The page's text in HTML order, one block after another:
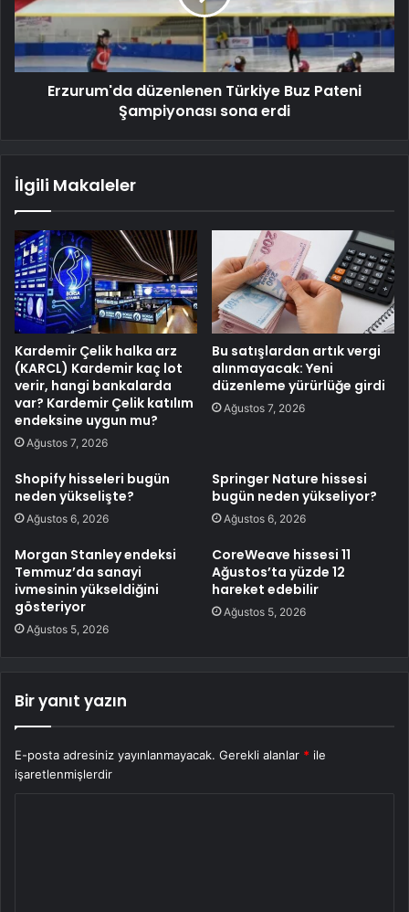
Erzurum'da düzenlenen Türkiye Buz Pateni
Şampiyonası sona erdi
İlgili Makaleler
Kardemir Çelik halka arz
(KARCL) Kardemir kaç lot
verir, hangi bankalarda
var? Kardemir Çelik katılım
endeksine uygun mu?
Ağustos 7, 2026
Bu satışlardan artık vergi
alınmayacak: Yeni
düzenleme yürürlüğe girdi
Ağustos 7, 2026
Shopify hisseleri bugün
neden yükselişte?
Ağustos 6, 2026
Springer Nature hissesi
bugün neden yükseliyor?
Ağustos 6, 2026
Morgan Stanley endeksi
Temmuz’da sanayi
ivmesinin yükseldiğini
gösteriyor
Ağustos 5, 2026
CoreWeave hissesi 11
Ağustos’ta yüzde 12
hareket edebilir
Ağustos 5, 2026
Bir yanıt yazın
E-posta adresiniz yayınlanmayacak. Gerekli alanlar * ile
işaretlenmişlerdir